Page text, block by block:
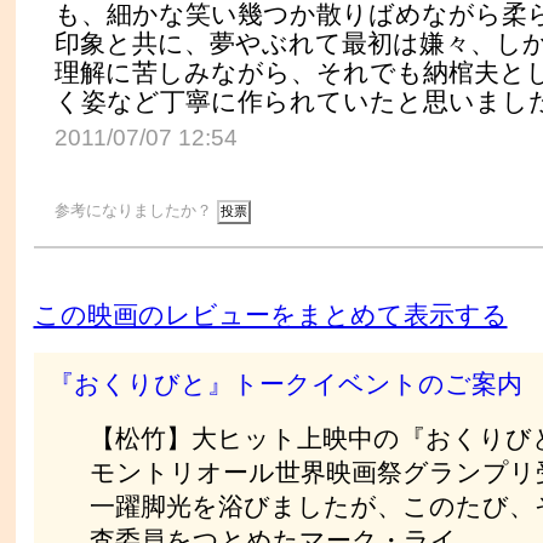
も、細かな笑い幾つか散りばめながら柔
印象と共に、夢やぶれて最初は嫌々、し
理解に苦しみながら、それでも納棺夫と
く姿など丁寧に作られていたと思いまし
2011/07/07 12:54
参考になりましたか？
この映画のレビューをまとめて表示する
『おくりびと』トークイベントのご案内
【松竹】大ヒット上映中の『おくり
モントリオール世界映画祭グランプ
一躍脚光を浴びましたが、このたび、